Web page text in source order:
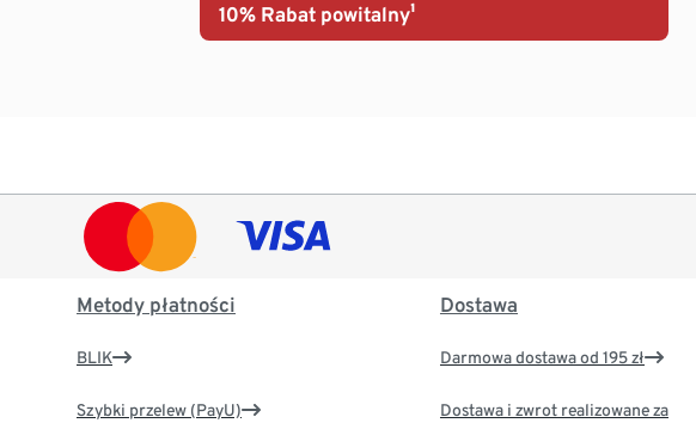
10% Rabat powitalny¹
Metody płatności
BLIK
Szybki przelew (PayU)
Dostawa
Darmowa dostawa od 195 zł
Dostawa i zwrot realizowane za